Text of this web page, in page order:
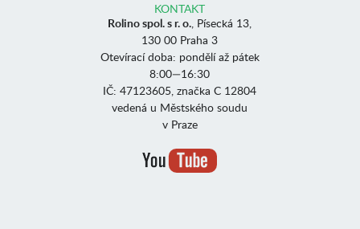
KONTAKT
Rolino spol. s r. o., Písecká 13,
130 00 Praha 3
Otevírací doba: pondělí až pátek
8:00—16:30
IČ: 47123605, značka C 12804
vedená u Městského soudu
v Praze